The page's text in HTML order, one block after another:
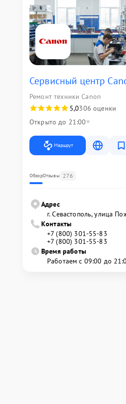
Сервисный центр
Ремонт техники Canon
5,0306 оценки
Открыто до 21:00
Маршрут
ОбзорОтзывы 276
Адрес
г. Севастополь, улица
Контакты
+7 (800) 301-55-83
+7 (800) 301-55-83
Время работы
Работаем с 09:00 до